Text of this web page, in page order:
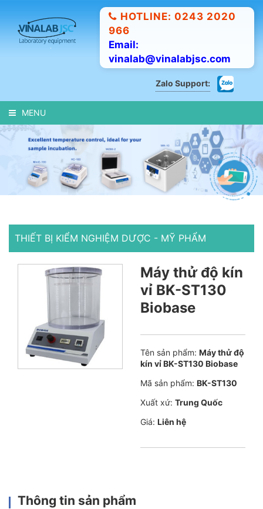
HOTLINE: 0243 2020
966
Email:
vinalab@vinalabjsc.com
Zalo Support:
MENU
THIẾT BỊ KIỂM NGHIỆM DƯỢC - MỸ PHẨM
Máy thử độ kín
vỉ BK-ST130
Biobase
Tên sản phẩm: Máy thử độ
kín vỉ BK-ST130 Biobase
Mã sản phẩm: BK-ST130
Xuất xứ: Trung Quốc
Giá: Liên hệ
Thông tin sản phẩm